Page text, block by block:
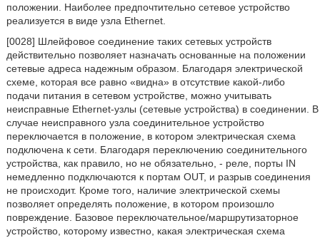
положении. Наиболее предпочтительно сетевое устройство
реализуется в виде узла Ethernet.
[0028] Шлейфовое соединение таких сетевых устройств
действительно позволяет назначать основанные на положении
сетевые адреса надежным образом. Благодаря электрической
схеме, которая все равно «видна» в отсутствие какой-либо
подачи питания в сетевом устройстве, можно учитывать
неисправные Ethernet-узлы (сетевые устройства) в соединении. В
случае неисправного узла соединительное устройство
переключается в положение, в котором электрическая схема
подключена к сети. Благодаря переключению соединительного
устройства, как правило, но не обязательно, - реле, порты IN
немедленно подключаются к портам OUT, и разрыв соединения
не происходит. Кроме того, наличие электрической схемы
позволяет определять положение, в котором произошло
повреждение. Базовое переключательное/маршрутизаторное
устройство, которому известно, какая электрическая схема